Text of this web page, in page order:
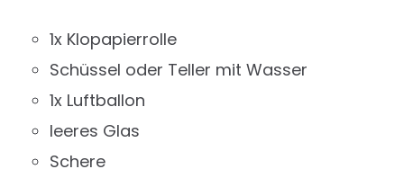
1x Klopapierrolle
Schüssel oder Teller mit Wasser
1x Luftballon
leeres Glas
Schere